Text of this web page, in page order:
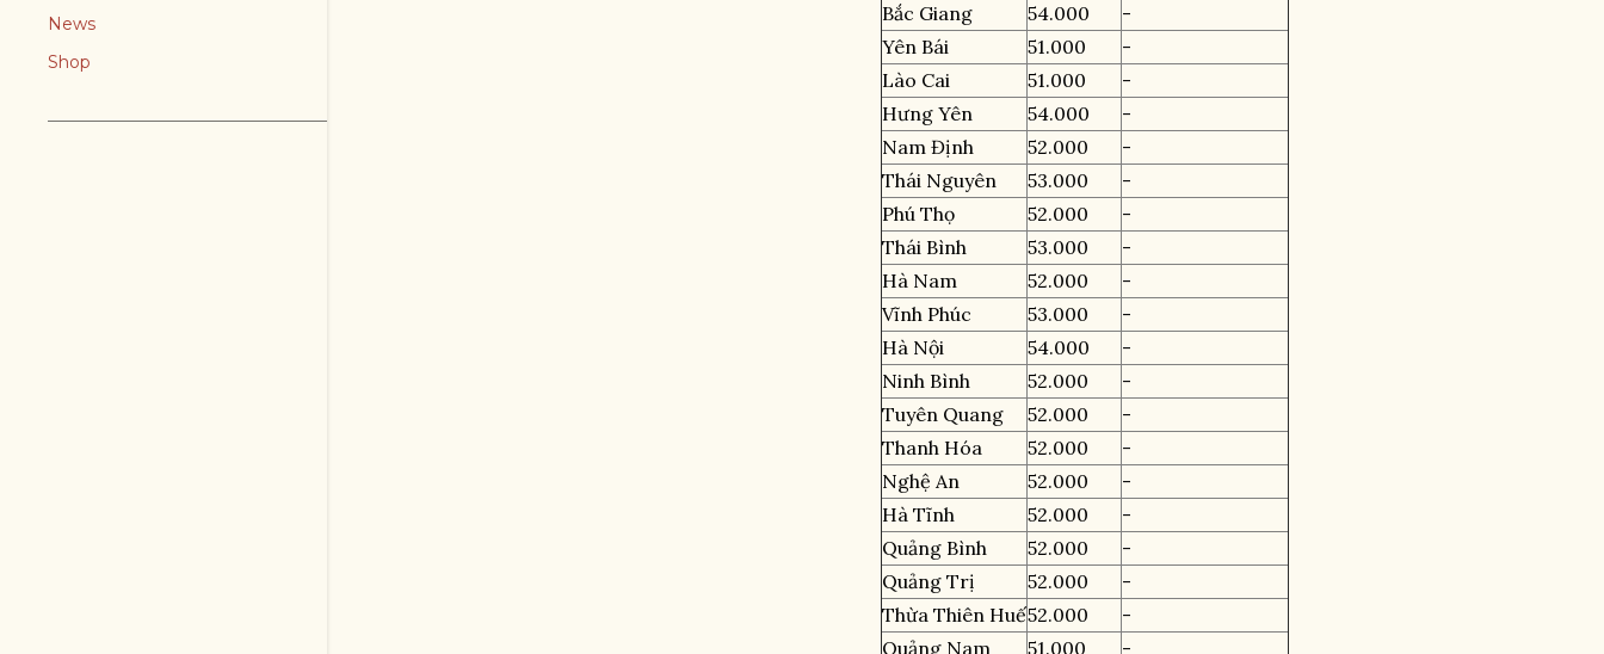
Bắc Giang
54.000
-
Yên Bái
51.000
-
Lào Cai
51.000
-
Hưng Yên
54.000
-
Nam Định
52.000
-
Thái Nguyên
53.000
-
Phú Thọ
52.000
-
Thái Bình
53.000
-
Hà Nam
52.000
-
Vĩnh Phúc
53.000
-
Hà Nội
54.000
-
Ninh Bình
52.000
-
Tuyên Quang
52.000
-
Thanh Hóa
52.000
-
Nghệ An
52.000
-
Hà Tĩnh
52.000
-
Quảng Bình
52.000
-
Quảng Trị
52.000
-
Thừa Thiên Huế52.000
-
Quảng Nam
51.000 -
News
Shop